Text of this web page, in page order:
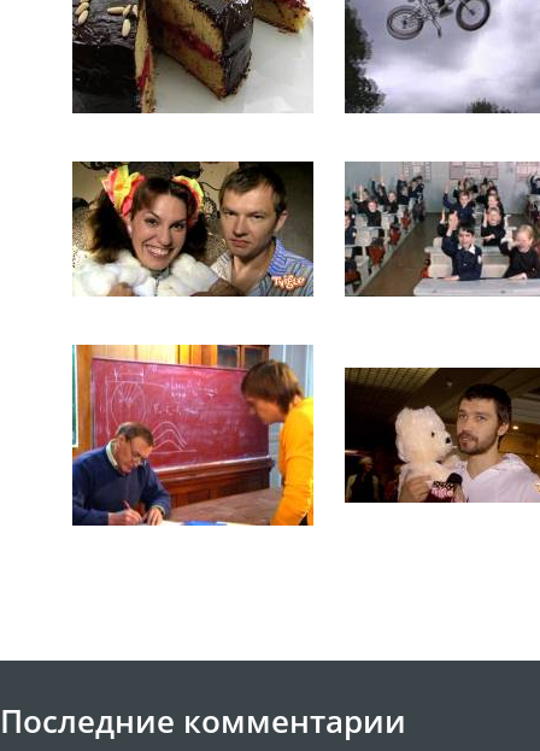
Последние комментарии